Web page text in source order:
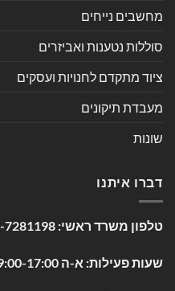
מחשבים נייחים
סוללות נטענות ואביזרים
ציוד מתקדם לחנויות ועסקים
מעבדת תיקונים
שונות
דברו איתנו
טלפון משרד ראשי: 7281198
שעות פעילות: א-ה 09:00-17:00, ימי שישי 09:00-13:00